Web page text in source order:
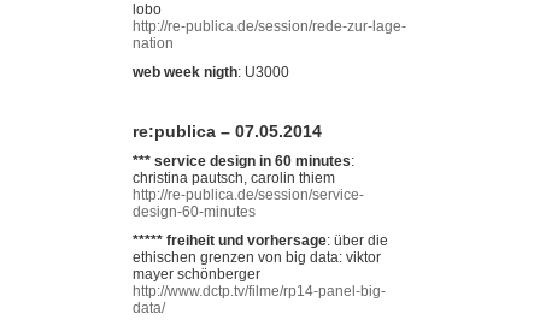
lobo
http://re-publica.de/session/rede-zur-lage-
nation
web week nigth: U3000
re:publica – 07.05.2014
*** service design in 60 minutes:
christina pautsch, carolin thiem
http://re-publica.de/session/service-
design-60-minutes
***** freiheit und vorhersage: über die
ethischen grenzen von big data: viktor
mayer schönberger
http://www.dctp.tv/filme/rp14-panel-big-
data/